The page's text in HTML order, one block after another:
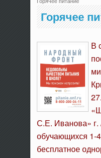
Горячее
В
С.Е. Иванова»
обучающихся 1-
бесплатное